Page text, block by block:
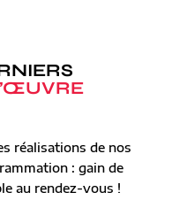
réalisations de nos
: gain de
au rendez-vous !